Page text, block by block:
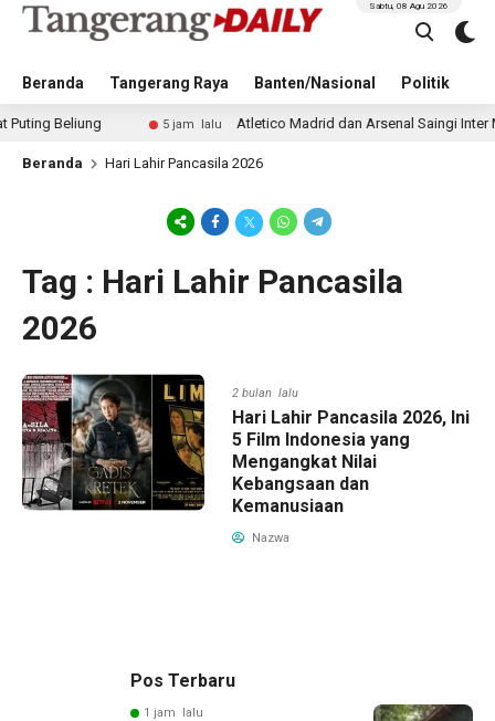
Beranda Tangerang Raya Banten/Nasional Politik
Sabtu, 08 Agu 2026
Beliung 5 jam lalu Atletico Madrid dan Arsenal Saingi Inter Milan
Beranda Hari Lahir Pancasila 2026
Tag : Hari Lahir Pancasila
2026
2 bulan lalu
Hari Lahir Pancasila 2026, Ini
5 Film Indonesia yang
Mengangkat Nilai
Kebangsaan dan
Kemanusiaan
Nazwa
Pos Terbaru
1 jam lalu